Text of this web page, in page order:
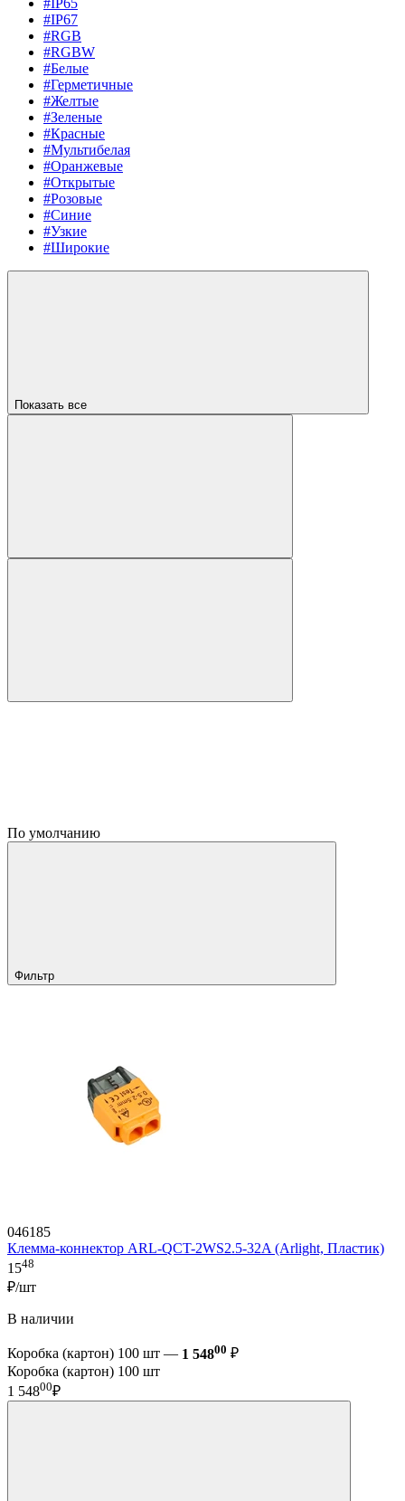
#IP67
#RGB
#RGBW
#Белые
#Герметичные
#Желтые
#Зеленые
#Красные
#Мультибелая
#Оранжевые
#Открытые
#Розовые
#Синие
#Узкие
#Широкие
Показать все
По умолчанию
Фильтр
046185
Клемма-коннектор ARL-QCT-2WS2.5-32A (Arlight, Пластик)
1548
₽/шт
В наличии
Коробка (картон) 100 шт — 1 54800 ₽
Коробка (картон) 100 шт
1 54800₽